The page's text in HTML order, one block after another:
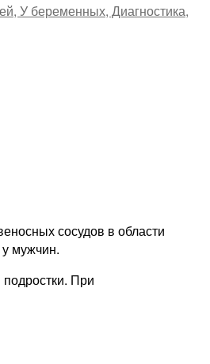
У беременных, Диагностика,
сосудов в области
мужчин.
При